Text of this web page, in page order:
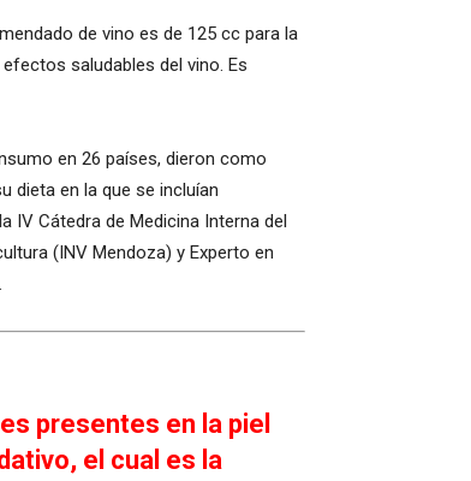
de vino es de 125 cc para la
saludables del vino. Es
en 26 países, dieron como
dieta en la que se incluían
IV Cátedra de Medicina Interna del
(INV Mendoza) y Experto en
presentes en la piel
el cual es la